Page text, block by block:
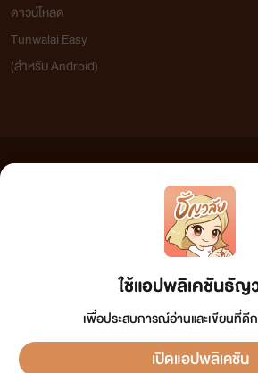
ใช้แอปพลิเคชันธัญ
เพื่อประสบการณ์อ่านและเขียนที่
เปิดแอปพลิเคชัน
ดาวน์โหลด
Tunwalai Easy
(สำหรับ Android)
เว็บไซต์แห่งนี้ไม่ได้เห็นด้วยและไม่ขอรับผิดชอบต่อข้อความใดๆ ทั้งสิ้
วิจารณญาณในการกลั่นกรองด้วยตนเอง และหากท่านพบข้อความใ
กรุณาแจ้งมาที่ tunwalai@ookbee.com เพื่อทีมงานจะได้ดำเนินกา
ลิขสิทธิ์ตามพระราชบัญญัติลิขสิทธิ์ (ฉบับเพิ่มเติม) พ.ศ.2558